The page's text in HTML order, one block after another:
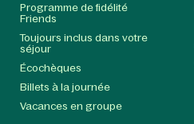
Programme de fidélité
Friends
Toujours inclus dans votre
séjour
Écochèques
Billets à la journée
Vacances en groupe